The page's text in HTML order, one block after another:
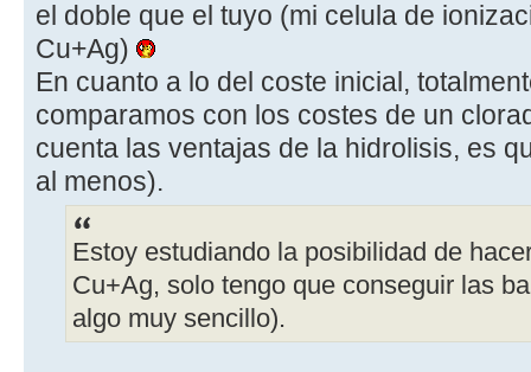
el doble que el tuyo (mi celula de
Cu+Ag)
En cuanto a lo del coste inicial,
comparamos con los costes de un
cuenta las ventajas de la hidrolisis, es
al menos).
Estoy estudiando la posibilidad de
Cu+Ag, solo tengo que conseguir las
algo muy sencillo).